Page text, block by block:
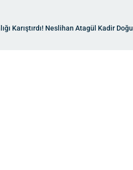
Karıştırdı! Neslihan Atagül Kadir